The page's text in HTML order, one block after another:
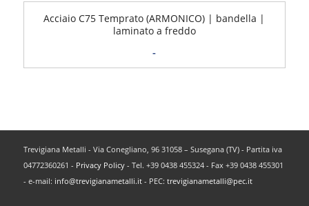
Acciaio C75 Temprato (ARMONICO) | bandella |
laminato a freddo
-Fascia
di
a
20,95€
Trevigiana Metalli - Via Conegliano, 96 31058 – Susegana (TV) - Partita iva
04772360261 - Privacy Policy- Tel. +39 0438 455324 - Fax +39 0438 455301
- e-mail: info@trevigianametalli.it- PEC: trevigianametalli@pec.it